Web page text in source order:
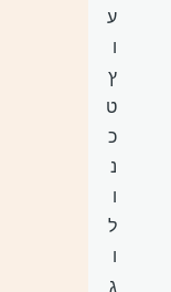
ע
ץ
ט
כ
ל